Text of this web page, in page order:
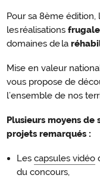
Pour sa 8ème édition,
les réalisations
domaines de la
Mise en valeur
vous propose de
l’ensemble de nos
Plusieurs moyens de
projets remarqués :
Les capsules vidéo
du concours,